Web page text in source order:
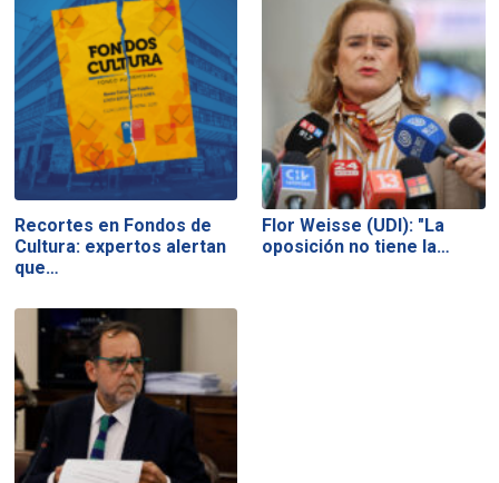
Recortes en Fondos de
Cultura: expertos alertan
que…
Flor Weisse (UDI): "La
oposición no tiene la…